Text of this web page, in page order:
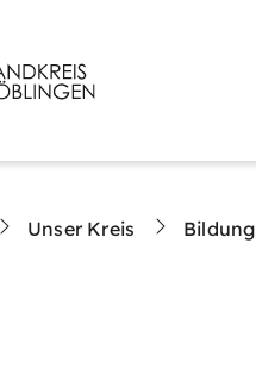
Unser Kreis Bildung